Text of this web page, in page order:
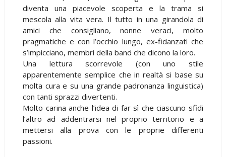
diventa una piacevole scoperta e la trama si
mescola alla vita vera. Il tutto in una girandola di
amici che consigliano, nonne veraci, molto
pragmatiche e con l’occhio lungo, ex-fidanzati che
s’impicciano, membri della band che dicono la loro.
Una lettura scorrevole (con uno stile
apparentemente semplice che in realtà si base su
molta cura e su una grande padronanza linguistica)
con tanti sprazzi divertenti.
Molto carina anche l’idea di far sì che ciascuno sfidi
l’altro ad addentrarsi nel proprio territorio e a
mettersi alla prova con le proprie differenti
passioni.